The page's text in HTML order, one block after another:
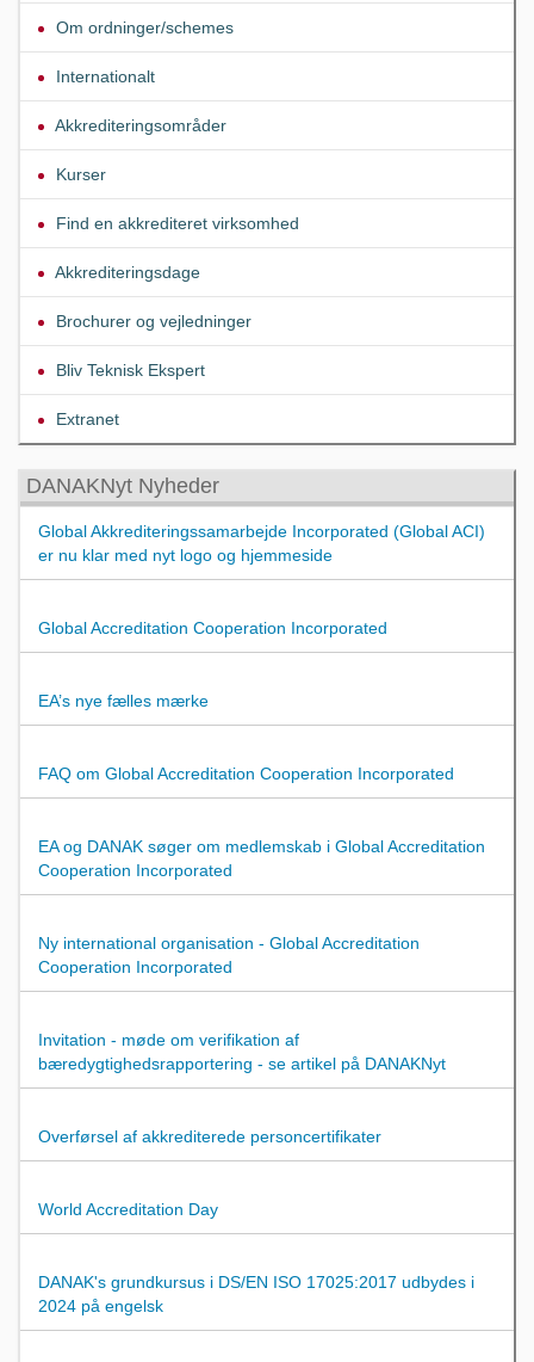
Om ordninger/schemes
Internationalt
Akkrediteringsområder
Kurser
Find en akkrediteret virksomhed
Akkrediteringsdage
Brochurer og vejledninger
Bliv Teknisk Ekspert
Extranet
DANAKNyt Nyheder
Global Akkrediteringssamarbejde Incorporated (Global ACI)
er nu klar med nyt logo og hjemmeside
Global Accreditation Cooperation Incorporated
EA’s nye fælles mærke
FAQ om Global Accreditation Cooperation Incorporated
EA og DANAK søger om medlemskab i Global Accreditation
Cooperation Incorporated
Ny international organisation - Global Accreditation
Cooperation Incorporated
Invitation - møde om verifikation af
bæredygtighedsrapportering - se artikel på DANAKNyt
Overførsel af akkrediterede personcertifikater
World Accreditation Day
DANAK's grundkursus i DS/EN ISO 17025:2017 udbydes i
2024 på engelsk